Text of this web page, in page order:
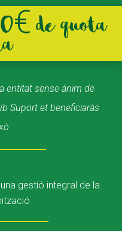
de quota
entitat sense ànim de
Suport et beneficiaràs
gestió integral de la